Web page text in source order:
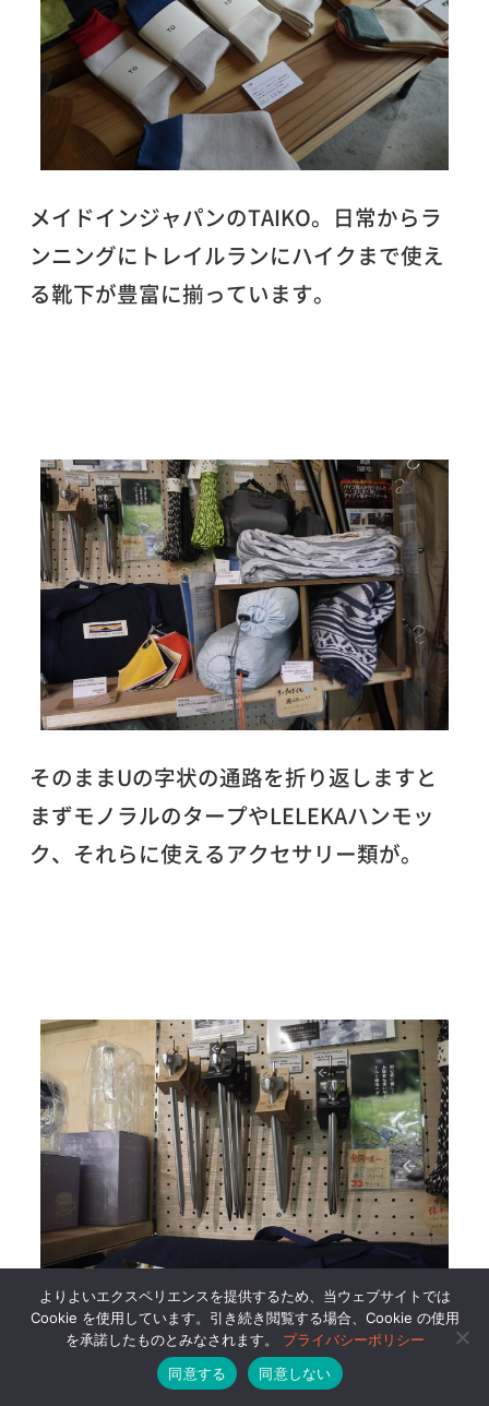
メイドインジャパンのTAIKO。日常からラ
ンニングにトレイルランにハイクまで使え
る靴下が豊富に揃っています。
そのままUの字状の通路を折り返しますと
まずモノラルのタープやLELEKAハンモッ
ク、それらに使えるアクセサリー類が。
アウトドアショップではここだけ!? な鋳造
アルミペグなんてのも。
よりよいエクスペリエンスを提供するため、当ウェブサイトでは
Cookie を使用しています。引き続き閲覧する場合、Cookie の使用
を承諾したものとみなされます。 プライバシーポリシー
同意する
同意しない